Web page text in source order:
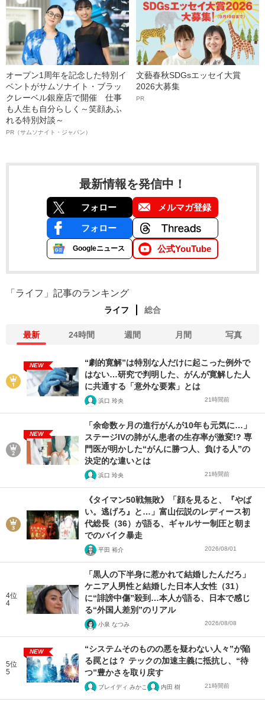
オープン1周年を記念した特別イ
ベントがサムソナイト・ブラッ
クレーベル銀座店で開催 仕事
も人生も自分らしく～笑顔あふ
れる特別対談～
PR（サムソナイト・ジャパン）
文藝春秋SDGsエッセイ大賞
2026大募集
PR
最新情報を発信中！
フォロー メルマガ登録
フォロー
Googleニュース 公式YouTube
「ライフ」記事のランキング
ライフ 総合
最新 24時間 週間 月間 写真
NEW
“劇的寛解”は特別な人だけに起こった例外で
はない…研究で判明した、がんが寛解した人
に共通する「意外な要素」とは
浜口 玲央 21時間前
NEW
「余命数ヶ月の進行がんが10年も元気に…」
ステージIVの肺がん患者の生存率が激変!? 専
門医が明かした“がんに勝つ人、負ける人”の
決定的な違いとは
浜口 玲央 21時間前
《タイマン50戦無敗》「顔を見ると、『やば
い。逃げろ』と…」富山伝説のレディース初
代総長（36）が語る、ギャルサー制圧と朝ま
でのバイク暴走
平田 裕介 2026/08/01
4位
4
「黒人の下半身に惹かれて結婚したんだろ」
ケニア人男性と結婚した日本人女性（31）
に“誹謗中傷”殺到…本人が語る、日本で感じ
る“外国人差別”のリアル
小泉 なつみ 2026/08/08
5位
5
NEW
“システムそのものの悪を疑わない人々”が陥
る罠とは？ テックの加速主義に抵抗し、“待
つ”豊かさを取り戻す
ブレイディ みかこ 内田 樹 21時間前